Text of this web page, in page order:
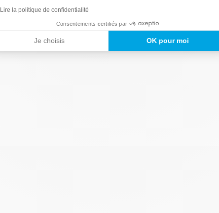
Lire la politique de confidentialité
Consentements certifiés par
Je choisis OK pour moi